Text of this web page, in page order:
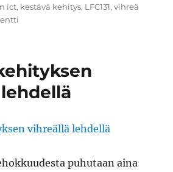
ict, kestävä kehitys, LFC131,vihreä
eli
LFC131-
sertifikaatti
puhutaan aina